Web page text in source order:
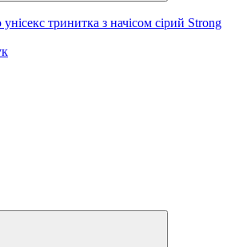
тринитка з начісом сірий Strong